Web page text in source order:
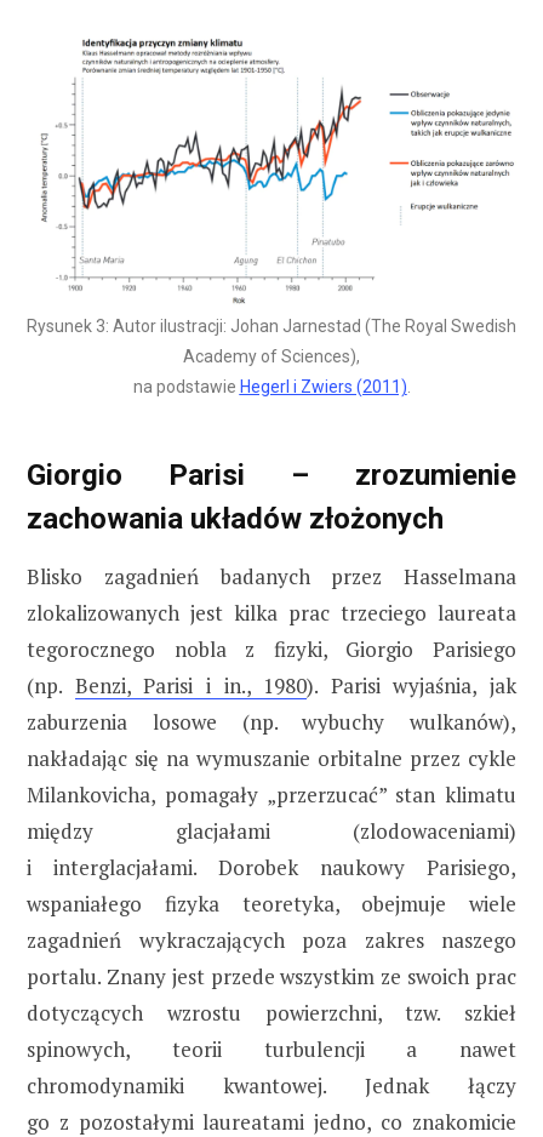
Rysunek 3: Autor ilustracji: Johan Jarnestad (The Royal Swedish
Academy of Sciences),
na podstawie Hegerl i Zwiers (2011)
Giorgio Parisi – zrozumienie
zachowania układów złożonych
Blisko zagadnień badanych przez Hasselmana
zlokalizowanych jest kilka prac trzeciego laureata
tegorocznego nobla z fizyki, Giorgio Parisiego
(np. Benzi, Parisi i in., 1980). Parisi wyjaśnia, jak
zaburzenia losowe (np. wybuchy wulkanów),
nakładając się na wymuszanie orbitalne przez cykle
Milankovicha, pomagały „przerzucać” stan klimatu
między glacjałami (zlodowaceniami)
i interglacjałami. Dorobek naukowy Parisiego,
wspaniałego fizyka teoretyka, obejmuje wiele
zagadnień wykraczających poza zakres naszego
portalu. Znany jest przede wszystkim ze swoich prac
dotyczących wzrostu powierzchni, tzw. szkieł
spinowych, teorii turbulencji a nawet
chromodynamiki kwantowej. Jednak łączy
go z pozostałymi laureatami jedno, co znakomicie